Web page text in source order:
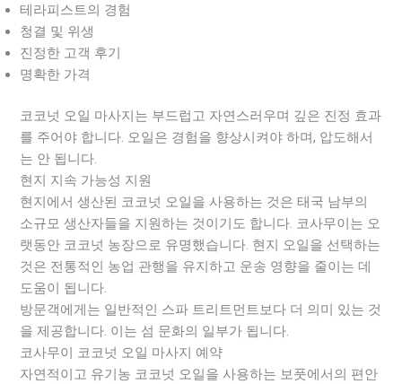
테라피스트의 경험
청결 및 위생
진정한 고객 후기
명확한 가격
코코넛 오일 마사지는 부드럽고 자연스러우며 깊은 진정 효과
를 주어야 합니다. 오일은 경험을 향상시켜야 하며, 압도해서
는 안 됩니다.
현지 지속 가능성 지원
현지에서 생산된 코코넛 오일을 사용하는 것은 태국 남부의
소규모 생산자들을 지원하는 것이기도 합니다. 코사무이는 오
랫동안 코코넛 농장으로 유명했습니다. 현지 오일을 선택하는
것은 전통적인 농업 관행을 유지하고 운송 영향을 줄이는 데
도움이 됩니다.
방문객에게는 일반적인 스파 트리트먼트보다 더 의미 있는 것
을 제공합니다. 이는 섬 문화의 일부가 됩니다.
코사무이 코코넛 오일 마사지 예약
자연적이고 유기농 코코넛 오일을 사용하는 보풋에서의 편안